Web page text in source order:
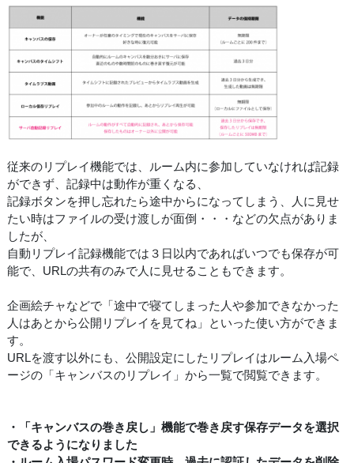
従来のリプレイ機能では、ルーム内に参加していなければ記録
ができず、記録中は動作が重くなる、
記録ボタンを押し忘れたら途中からになってしまう、人に見せ
たい時はファイルの受け渡しが面倒・・・などの欠点がありま
したが、
自動リプレイ記録機能では３日以内であればいつでも保存が可
能で、URLの共有のみで人に見せることもできます。
企画絵チャなどで「途中で寝てしまった人や参加できなかった
人はあとから公開リプレイを見てね」といった使い方ができま
す。
URLを渡す以外にも、公開設定にしたリプレイはルーム入場ペ
ージの「キャンバスのリプレイ」から一覧で閲覧できます。
・「キャンバスの巻き戻し」機能で巻き戻す保存データを選択
できるようになりました